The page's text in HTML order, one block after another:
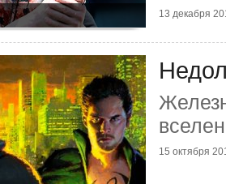
13 декабря
15 октября